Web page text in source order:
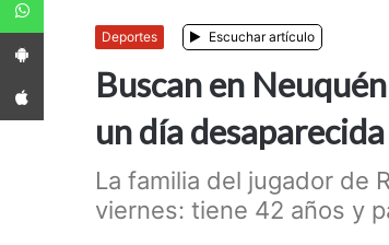
Deportes Escuchar artículo
Buscan en
un día desaparecida
La familia del jugador de
viernes: tiene 42 años y
App Android